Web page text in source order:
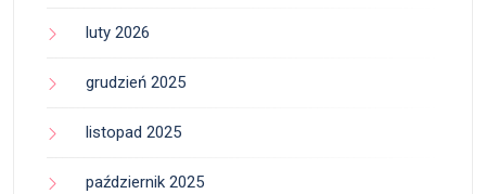
luty 2026
grudzień 2025
listopad 2025
październik 2025